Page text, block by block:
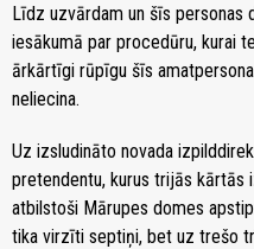
Līdz uzvārdam un šīs personas
iesākumā par procedūru, kurai
ārkārtīgi rūpīgu šīs
neliecina.
Uz izsludināto novada
pretendentu, kurus trijās kārtās
atbilstoši Mārupes domes
tika virzīti septiņi, bet uz trešo